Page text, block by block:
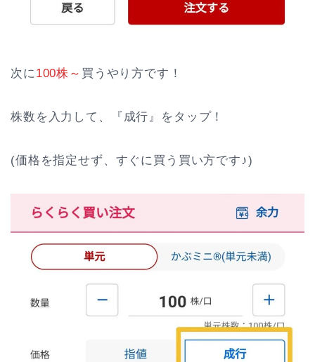
次に100株～ 買うやり方です！
株数を入力して、『成行』をタップ！
(価格を指定せず、すぐに買う買い方です♪)